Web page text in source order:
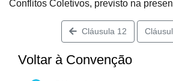
Conflitos Coletivos, previsto na
Cláusula 12
Voltar à Convenção